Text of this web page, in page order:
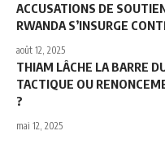
ACCUSATIONS DE
RWANDA S’INSURGE
août 12, 2025
THIAM LÂCHE LA BARRE
TACTIQUE OU
?
mai 12, 2025